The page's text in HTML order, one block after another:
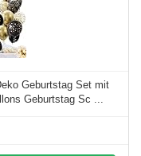
Geburtstag Set mit
Geburtstag Sc ...